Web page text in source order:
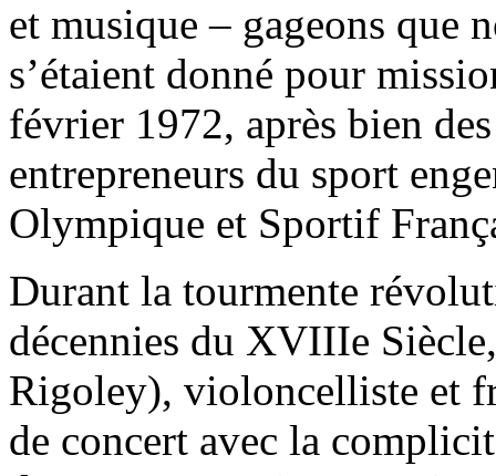
et musique – gageons que
s’étaient donné pour
février 1972, après bien
entrepreneurs du sport
Olympique et Sportif
Durant la tourmente
décennies du XVIIIe
Rigoley), violoncelliste et
de concert avec la